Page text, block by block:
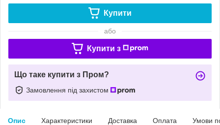
Купити
або
Купити з
Що таке купити з Пром?
Замовлення під захистом
Опис Характеристики Доставка Оплата Умови